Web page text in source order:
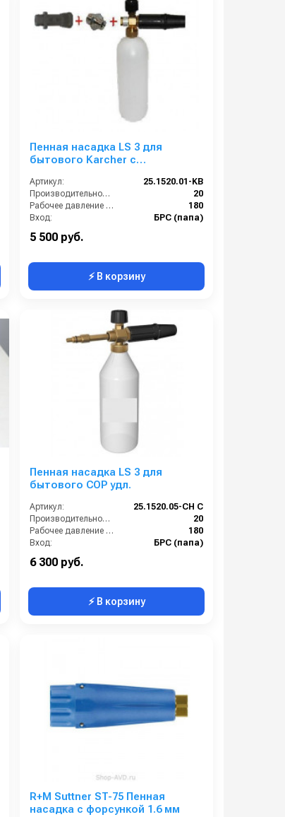
Пенная насадка LS 3 для
бытового Karcher с
латунной резьбой
Артикул:
25.1520.01-KB
Производительность (л/мин):
20
Рабочее давление (бар):
180
Вход:
БРС (папа)
5 500 руб.
⚡ В корзину
Пенная насадка LS 3 для
бытового COP удл.
Артикул:
25.1520.05-CH С
Производительность (л/мин):
20
Рабочее давление (бар):
180
Вход:
БРС (папа)
6 300 руб.
⚡ В корзину
R+M Suttner ST-75 Пенная
насадка с форсункой 1.6 мм